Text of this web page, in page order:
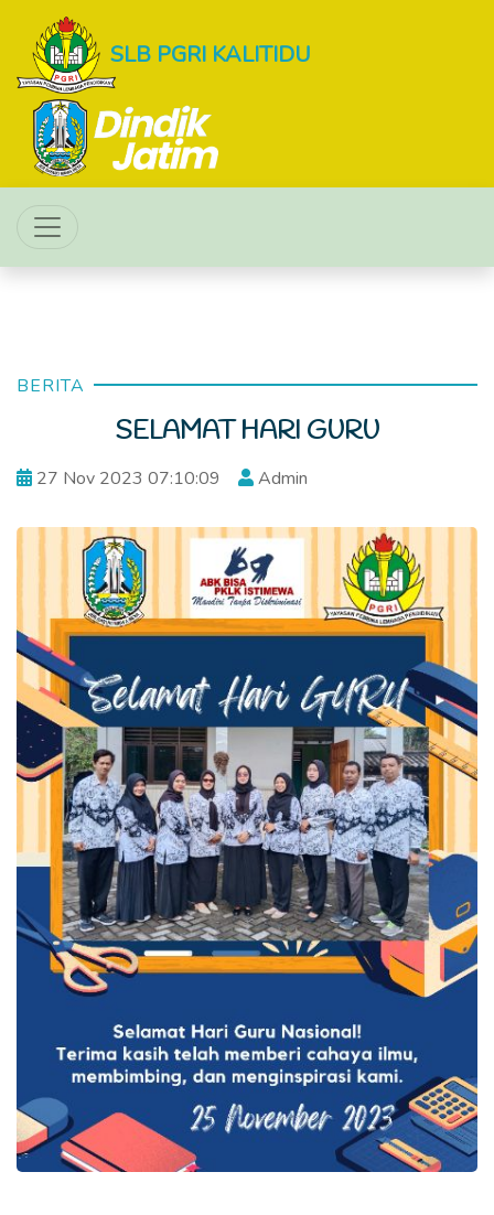
SLB PGRI KALITIDU
BERITA
SELAMAT HARI GURU
27 Nov 2023 07:10:09 Admin